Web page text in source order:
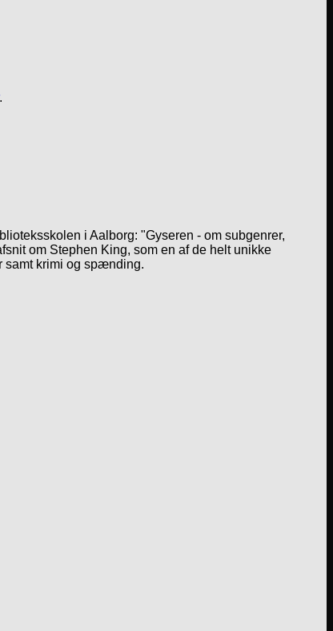
.
i Aalborg: "Gyseren - om subgenrer,
om Stephen King, som en af de helt unikke
samt krimi og spænding.